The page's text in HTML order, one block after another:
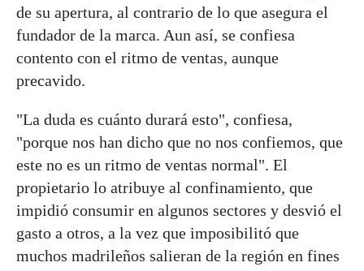
de su apertura, al contrario de lo que asegura el
fundador de la marca. Aun así, se confiesa
contento con el ritmo de ventas, aunque
precavido.
"La duda es cuánto durará esto", confiesa,
"porque nos han dicho que no nos confiemos, que
este no es un ritmo de ventas normal". El
propietario lo atribuye al confinamiento, que
impidió consumir en algunos sectores y desvió el
gasto a otros, a la vez que imposibilitó que
muchos madrileños salieran de la región en fines